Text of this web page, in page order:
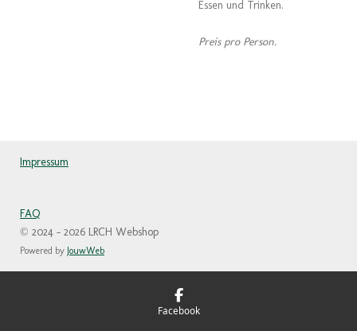
Essen und Trinken.
Preis pro Person.
Impressum
FAQ
© 2024 - 2026 LRCH Webshop
Powered by JouwWeb
Facebook